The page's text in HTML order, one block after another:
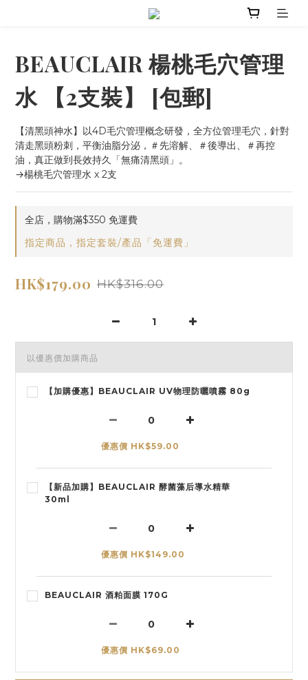
BEAUCLAIR 楊桃毛穴管理
水 【2支裝】 [包郵]
【清黑頭神水】以4D毛穴管理概念研發，全方位管理毛穴，針對
清走黑頭粉刺，平衡油脂分泌，＃先溶解、＃後導出、＃再控
油，真正做到長效持久「無痛清黑頭」。
→楊桃毛穴管理水 x 2支
全店，購物滿$350 免運費
指定商品，指定套裝/產品「免運費」
HK$179.00 HK$316.00
以優惠價加購商品
【加購優惠】BEAUCLAIR UV物理防曬噴霧 80g
優惠價 HK$59.00
【新品加購】BEAUCLAIR 酵菌藻后導水精華
30ml
優惠價 HK$149.00
BEAUCLAIR 酒粕面膜 170G
優惠價 HK$69.00